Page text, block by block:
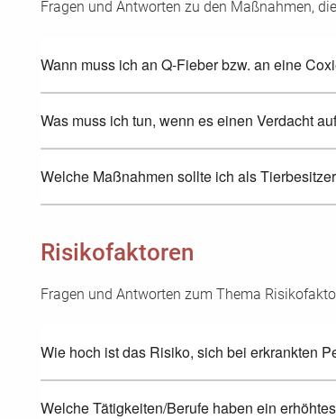
Fragen und Antworten zu den Maßnahmen,
Wann muss ich an Q-Fieber bzw. an eine
Was muss ich tun, wenn es einen Verdacht
Welche Maßnahmen sollte ich als
Risikofaktoren
Fragen und Antworten zum Thema
Wie hoch ist das Risiko, sich bei erkrankten
Welche Tätigkeiten/Berufe haben ein